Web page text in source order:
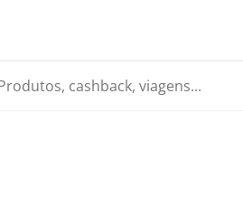
cashback, viagens...